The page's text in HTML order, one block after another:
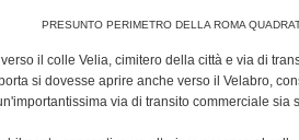
PRESUNTO PERIMETRO DELLA ROMA
il colle Velia, cimitero della città e via di
si dovesse aprire anche verso il Velabro,
via di transito commerciale sia